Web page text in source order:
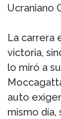
Ucraniano
La carrera
victoria,
lo miró a
auto
mismo día,